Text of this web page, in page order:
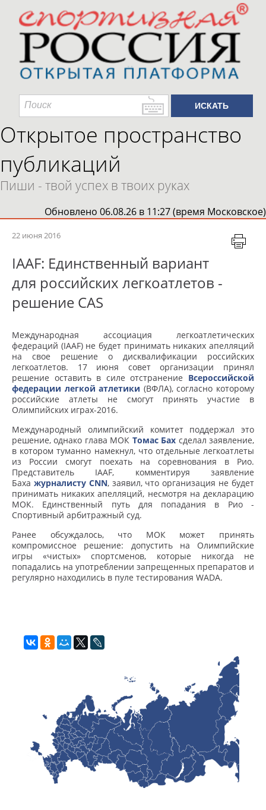
Открытое пространство
публикаций
Пиши - твой успех в твоих руках
Обновлено 06.08.26 в 11:27 (время Московское)
22 июня 2016
IAAF: Единственный вариант
для российских легкоатлетов -
решение CAS
Международная ассоциация легкоатлетических
федераций (IAAF) не будет принимать никаких апелляций
на свое решение о дисквалификации российских
легкоатлетов. 17 июня совет организации принял
решение оставить в силе отстранение Всероссийской
федерации легкой атлетики (ВФЛА), согласно которому
российские атлеты не смогут принять участие в
Олимпийских играх-2016.
Международный олимпийский комитет поддержал это
решение, однако глава МОК Томас Бах сделал заявление,
в котором туманно намекнул, что отдельные легкоатлеты
из России смогут поехать на соревнования в Рио.
Представитель IAAF, комментируя заявление
Баха журналисту CNN, заявил, что организация не будет
принимать никаких апелляций, несмотря на декларацию
МОК. Единственный путь для попадания в Рио -
Спортивный арбитражный суд.
Ранее обсуждалось, что МОК может принять
компромиссное решение: допустить на Олимпийские
игры «чистых» спортсменов, которые никогда не
попадались на употреблении запрещенных препаратов и
регулярно находились в пуле тестирования WADA.